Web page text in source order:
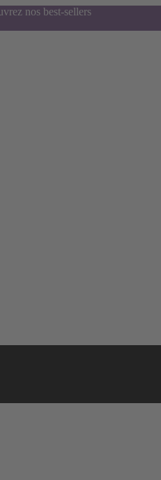
nos best-sellers